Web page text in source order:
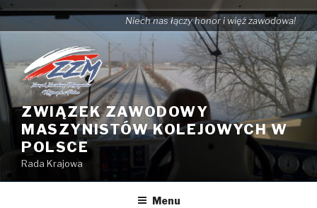
Przejdź
treści
Niech nas łączy honor i więź zawodowa!
ZWIĄZEK ZAWODOWY
MASZYNISTÓW KOLEJOWYCH W
POLSCE
Rada Krajowa
Menu